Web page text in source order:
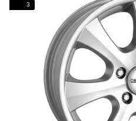
3